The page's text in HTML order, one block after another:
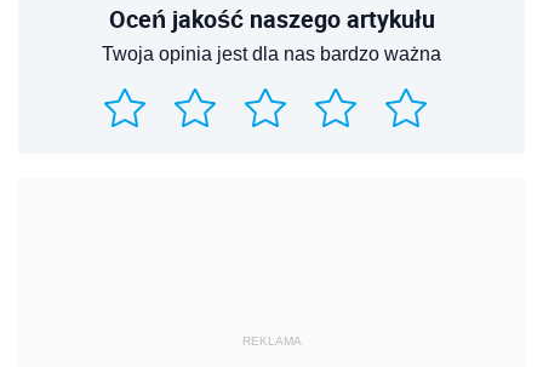
Oceń jakość naszego artykułu
Twoja opinia jest dla nas bardzo ważna
REKLAMA